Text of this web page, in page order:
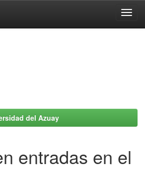
del Azuay
entradas en el